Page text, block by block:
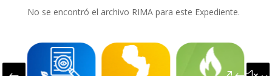
No se encontró el archivo RIMA para este Expediente.